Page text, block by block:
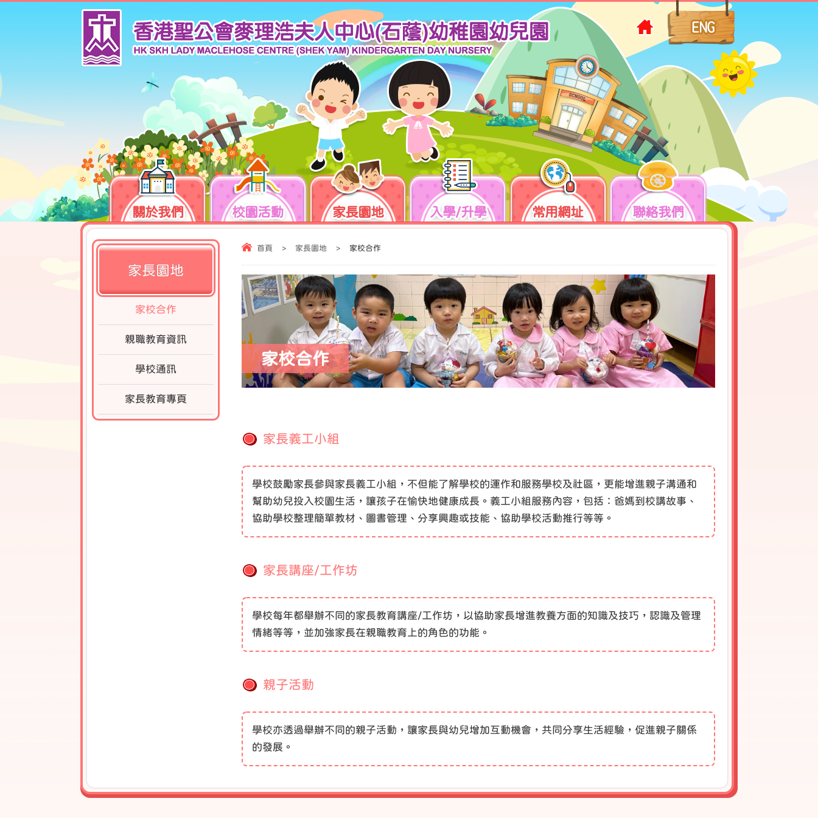
關於我們 校園活動 家長園地 入學/升學 常用網址 聯絡我們
首頁 > 家長園地 > 家校合作
家校合作
家長義工小組
學校鼓勵家長參與家長義工小組，不但能了解學校的運作和服務學校及社區，更能增進親子溝通和
幫助幼兒投入校園生活，讓孩子在愉快地健康成長。義工小組服務內容，包括：爸媽到校講故事、
協助學校整理簡單教材、圖書管理、分享興趣或技能、協助學校活動推行等等。
家長講座/工作坊
學校每年都舉辦不同的家長教育講座/工作坊，以協助家長增進教養方面的知識及技巧，認識及管理
情緒等等，並加強家長在親職教育上的角色的功能。
親子活動
學校亦透過舉辦不同的親子活動，讓家長與幼兒增加互動機會，共同分享生活經驗，促進親子關係
的發展。
家長園地
家校合作
親職教育資訊
學校通訊
家長教育專頁